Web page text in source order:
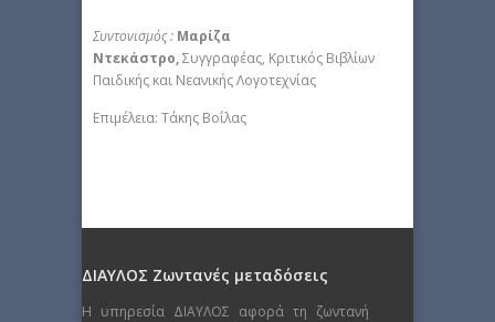
Συντονισμός : Μαρίζα
Ντεκάστρο,Συγγραφέας, Κριτικός Βιβλίων
Παιδικής και Νεανικής Λογοτεχνίας
Επιμέλεια: Τάκης Βοΐλας
ΔΙΑΥΛΟΣ Ζωντανές μεταδόσεις
Η υπηρεσία ΔΙΑΥΛΟΣ αφορά τη ζωντανή